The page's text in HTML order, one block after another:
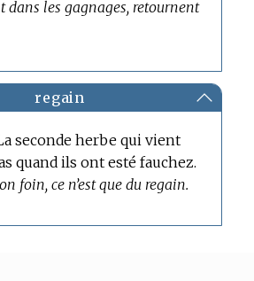
dans les gagnages, retournent
regain
seconde herbe qui vient
quand ils ont esté fauchez.
foin, ce n’est que du regain.